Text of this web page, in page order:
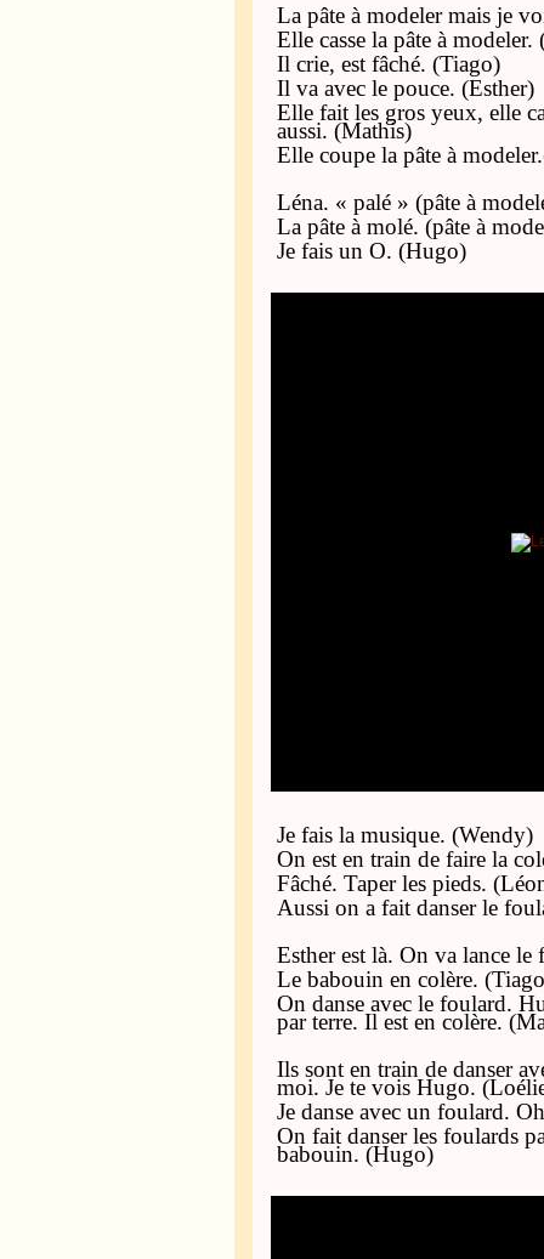
La pâte à modeler mais je
Elle casse la pâte à
Il crie, est fâché. (Tiago)
Il va avec le pouce. (Esther)
Elle fait les gros yeux, elle
aussi. (Mathis)
Elle coupe la pâte à
Léna. « palé » (pâte à
La pâte à molé. (pâte à
Je fais un O. (Hugo)
Je fais la musique. (Wendy)
On est en train de faire la
Fâché. Taper les pieds.
Aussi on a fait danser le
Esther est là. On va lance le
Le babouin en colère.
On danse avec le foulard.
par terre. Il est en colère.
Ils sont en train de danser
moi. Je te vois Hugo.
Je danse avec un foulard.
On fait danser les foulards
babouin. (Hugo)